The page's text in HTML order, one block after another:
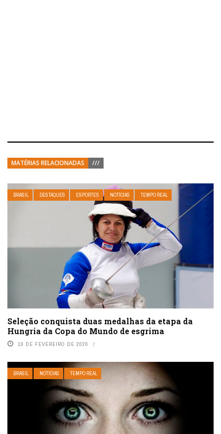
MATÉRIAS RELACIONADAS ///
BRASIL DESTAQUES ESPORTES NOTÍCIAS TEMPO REAL
Seleção conquista duas medalhas da etapa da
Hungria da Copa do Mundo de esgrima
19 DE FEVEREIRO DE 2020
BRASIL NOTÍCIAS TEMPO REAL